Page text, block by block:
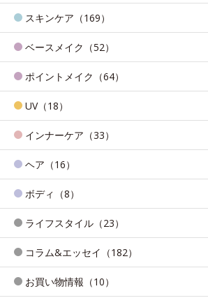
スキンケア（169）
ベースメイク（52）
ポイントメイク（64）
UV（18）
インナーケア（33）
ヘア（16）
ボディ（8）
ライフスタイル（23）
コラム&エッセイ（182）
お買い物情報（10）